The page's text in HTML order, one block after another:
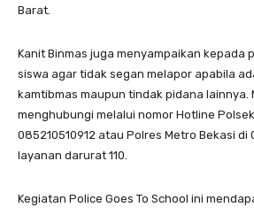
Barat.
Kanit Binmas juga menyampaikan kepada
siswa agar tidak segan melapor apabila
kamtibmas maupun tindak pidana lainnya.
menghubungi melalui nomor Hotline
085210510912 atau Polres Metro Bekasi di
layanan darurat 110.
Kegiatan Police Goes To School ini